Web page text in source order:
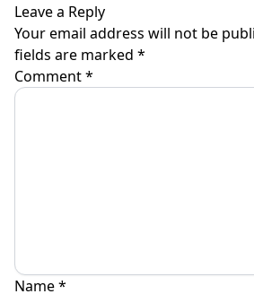
Leave a Reply
Your email address will not be
fields are marked *
Comment*
Name*